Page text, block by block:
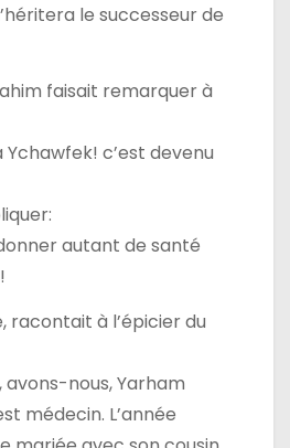
le successeur de
faisait remarquer à
Ychawfek! c’est devenu
autant de santé
racontait à l’épicier du
nous, Yarham
médecin. L’année